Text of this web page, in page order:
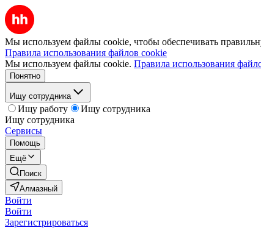
Мы используем файлы cookie, чтобы обеспечивать
Правила использования файлов cookie
Мы используем файлы cookie. Правила использования
Понятно
Ищу сотрудника
Ищу работу
Ищу сотрудника
Ищу сотрудника
Сервисы
Помощь
Ещё
Поиск
Алмазный
Войти
Войти
Зарегистрироваться